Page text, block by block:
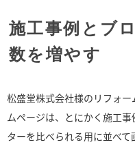
施工事例とブ
数を増やす
松盛堂株式会社様のリフォ
ムページは、とにかく施工
ターを比べられる用に並べて